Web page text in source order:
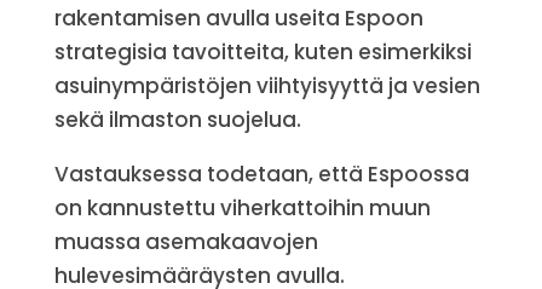
rakentamisen avulla useita Espoon
strategisia tavoitteita, kuten esimerkiksi
asuinympäristöjen viihtyisyyttä ja vesien
sekä ilmaston suojelua.
Vastauksessa todetaan, että Espoossa
on kannustettu viherkattoihin muun
muassa asemakaavojen
hulevesimääräysten avulla.